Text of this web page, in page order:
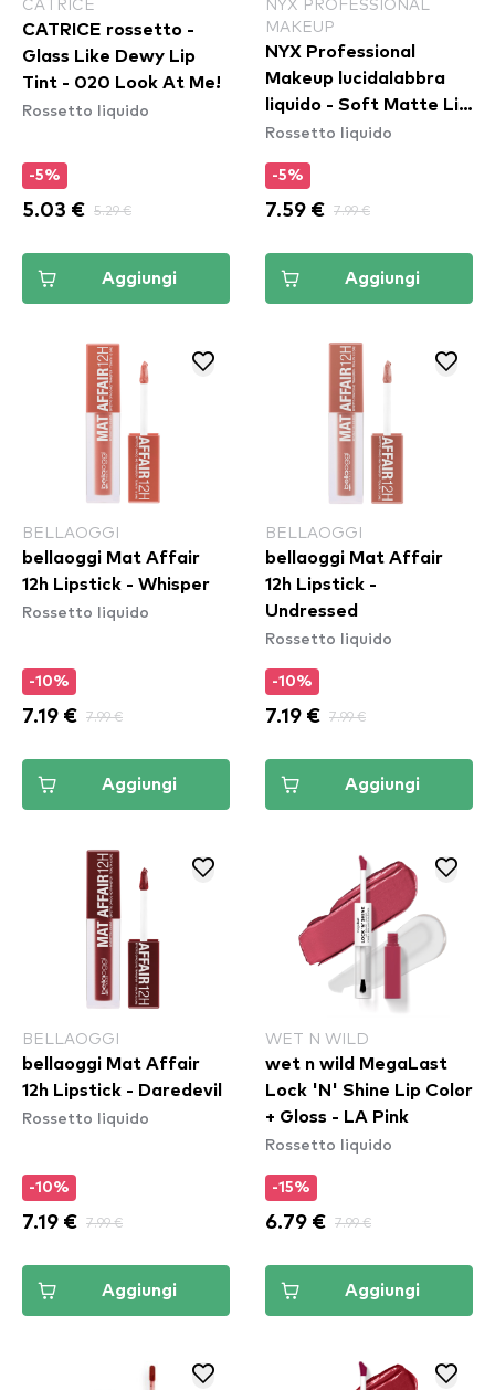
CATRICE rossetto -
Glass Like Dewy Lip
Tint - 020 Look At Me!
Rossetto liquido
-5%
5.03 € 5.29 €
Aggiungi
MAKEUP
NYX Professional
Makeup lucidalabbra
liquido - Soft Matte Lip
Cream – Athens
Rossetto liquido
-5%
7.59 € 7.99 €
Aggiungi
BELLAOGGI
bellaoggi Mat Affair
12h Lipstick - Whisper
Rossetto liquido
-10%
7.19 € 7.99 €
Aggiungi
BELLAOGGI
bellaoggi Mat Affair
12h Lipstick -
Undressed
Rossetto liquido
-10%
7.19 € 7.99 €
Aggiungi
BELLAOGGI
bellaoggi Mat Affair
12h Lipstick - Daredevil
Rossetto liquido
-10%
7.19 € 7.99 €
Aggiungi
WET N WILD
wet n wild MegaLast
Lock 'N' Shine Lip Color
+ Gloss - LA Pink
Rossetto liquido
-15%
6.79 € 7.99 €
Aggiungi